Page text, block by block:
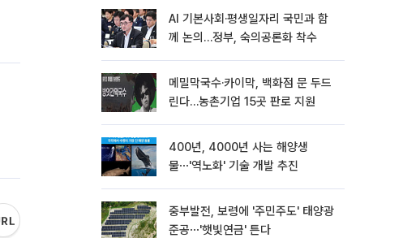
AI 기본사회·평생일자리 국민과 함
께 논의…정부, 숙의공론화 착수
메밀막국수·카이막, 백화점 문 두드
린다…농촌기업 15곳 판로 지원
400년, 4000년 사는 해양생
물⋯'역노화' 기술 개발 추진
중부발전, 보령에 '주민주도' 태양광
준공⋯'햇빛연금' 튼다